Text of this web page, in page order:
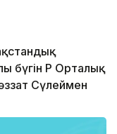
бүгін ҚР Орталық
Сүлеймен